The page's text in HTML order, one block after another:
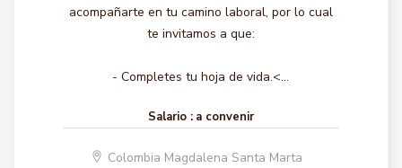
acompañarte en tu camino laboral, por lo cual
te invitamos a que:
- Completes tu hoja de vida.<...
Salario : a convenir
Colombia Magdalena Santa Marta